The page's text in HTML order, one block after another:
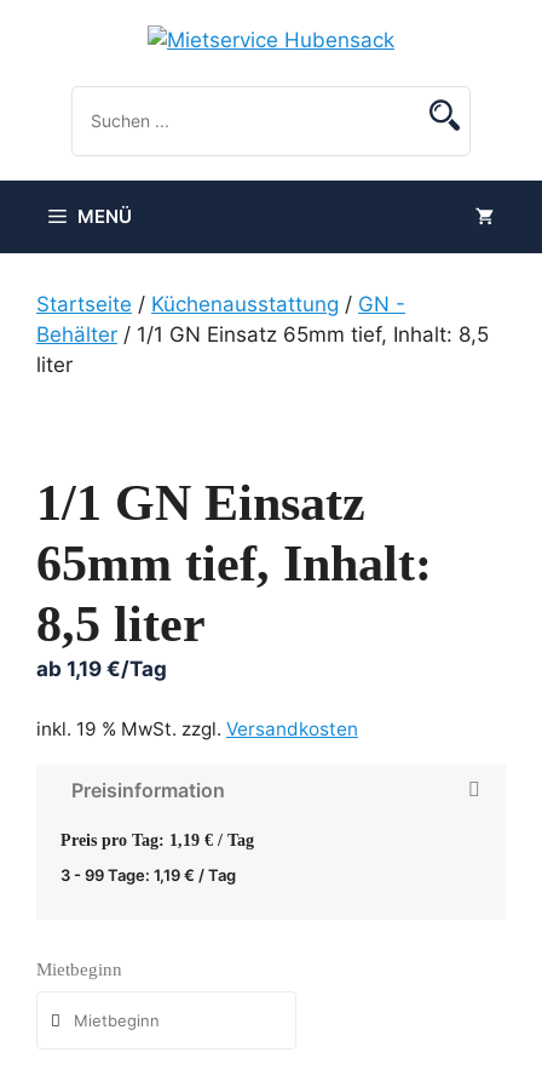
MENÜ
Startseite / Küchenausstattung / GN -
Behälter / 1/1 GN Einsatz 65mm tief, Inhalt: 8,5
liter
1/1 GN Einsatz
65mm tief, Inhalt:
8,5 liter
ab 1,19 €/Tag
inkl. 19 % MwSt. zzgl. Versandkosten
Preisinformation
Preis pro Tag: 1,19 € / Tag
3 - 99 Tage: 1,19€ / Tag
Mietbeginn